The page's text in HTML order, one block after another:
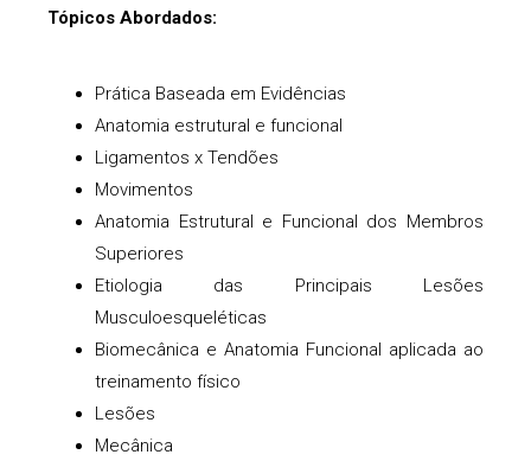
Tópicos Abordados:
Prática Baseada em Evidências
Anatomia estrutural e funcional
Ligamentos x Tendões
Movimentos
Anatomia Estrutural e Funcional dos Membros
Superiores
Etiologia das Principais Lesões
Musculoesqueléticas
Biomecânica e Anatomia Funcional aplicada ao
treinamento físico
Lesões
Mecânica